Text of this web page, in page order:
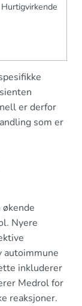
Hurtigvirkende
er derfor
som er
Nyere
autoimmune
inkluderer
Medrol for
reaksjoner.